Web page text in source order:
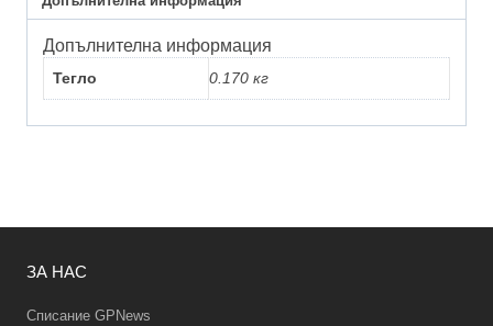
Допълнителна информация
Тегло 0.170 кг
ЗА НАС
Списание GPNews